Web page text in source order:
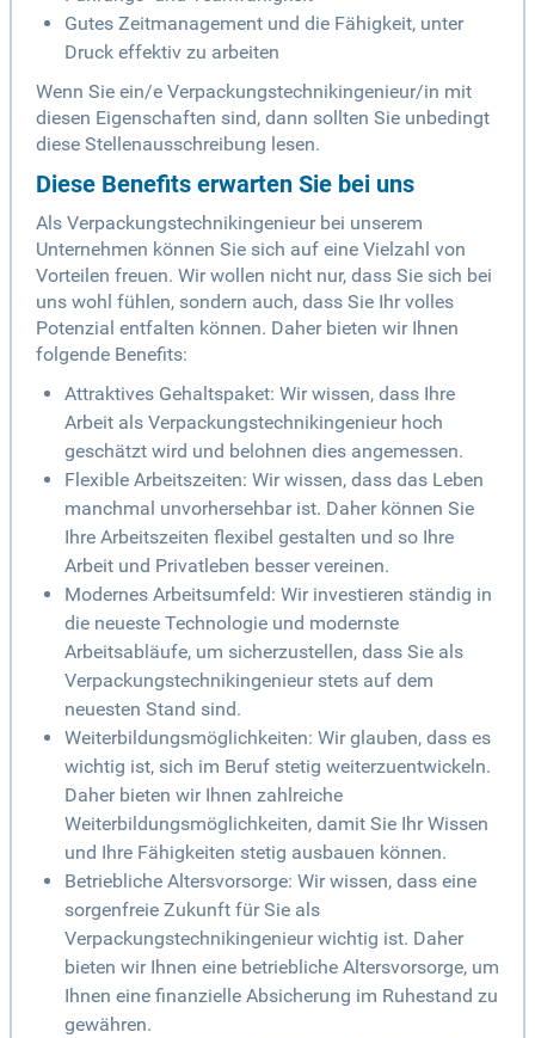
Gutes Zeitmanagement und die Fähigkeit, unter
Druck effektiv zu arbeiten
Wenn Sie ein/e Verpackungstechnikingenieur/in mit
diesen Eigenschaften sind, dann sollten Sie unbedingt
diese Stellenausschreibung lesen.
Diese Benefits erwarten Sie bei uns
Als Verpackungstechnikingenieur bei unserem
Unternehmen können Sie sich auf eine Vielzahl von
Vorteilen freuen. Wir wollen nicht nur, dass Sie sich bei
uns wohl fühlen, sondern auch, dass Sie Ihr volles
Potenzial entfalten können. Daher bieten wir Ihnen
folgende Benefits:
Attraktives Gehaltspaket: Wir wissen, dass Ihre
Arbeit als Verpackungstechnikingenieur hoch
geschätzt wird und belohnen dies angemessen.
Flexible Arbeitszeiten: Wir wissen, dass das Leben
manchmal unvorhersehbar ist. Daher können Sie
Ihre Arbeitszeiten flexibel gestalten und so Ihre
Arbeit und Privatleben besser vereinen.
Modernes Arbeitsumfeld: Wir investieren ständig in
die neueste Technologie und modernste
Arbeitsabläufe, um sicherzustellen, dass Sie als
Verpackungstechnikingenieur stets auf dem
neuesten Stand sind.
Weiterbildungsmöglichkeiten: Wir glauben, dass es
wichtig ist, sich im Beruf stetig weiterzuentwickeln.
Daher bieten wir Ihnen zahlreiche
Weiterbildungsmöglichkeiten, damit Sie Ihr Wissen
und Ihre Fähigkeiten stetig ausbauen können.
Betriebliche Altersvorsorge: Wir wissen, dass eine
sorgenfreie Zukunft für Sie als
Verpackungstechnikingenieur wichtig ist. Daher
bieten wir Ihnen eine betriebliche Altersvorsorge, um
Ihnen eine finanzielle Absicherung im Ruhestand zu
gewähren.